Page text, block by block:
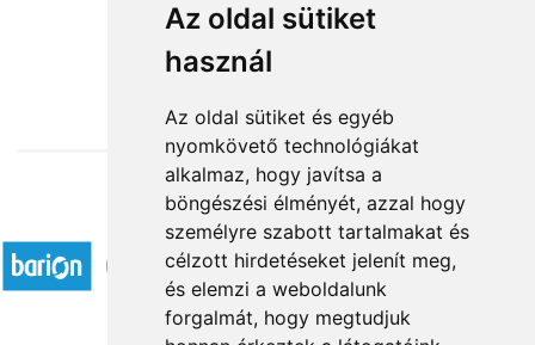
Az oldal sütiket
használ
Az oldal sütiket és egyéb
nyomkövető technológiákat
alkalmaz, hogy javítsa a
böngészési élményét, azzal hogy
személyre szabott tartalmakat és
célzott hirdetéseket jelenít meg,
és elemzi a weboldalunk
forgalmát, hogy megtudjuk
from HUF12,000
Accepted payment methods